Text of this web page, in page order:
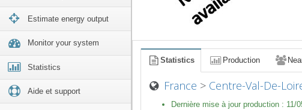
Estimate energy output
Monitor your system
Statistics
Aide et support
Statistics Production
France > Centre-Val-De-
Dernière mise à jour production : 11/